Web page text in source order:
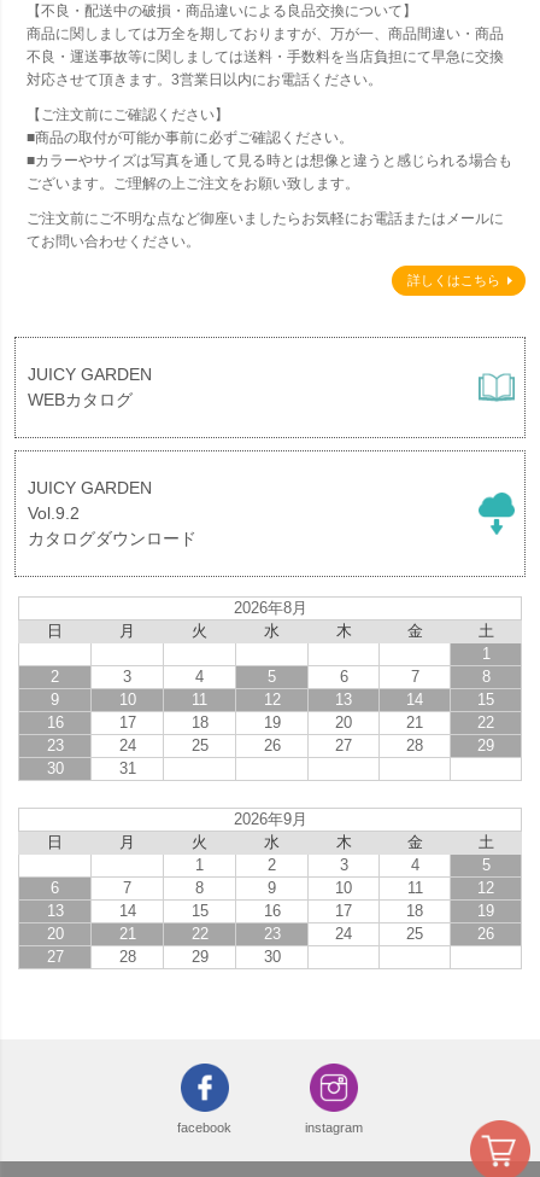
【不良・配送中の破損・商品違いによる良品交換について】
商品に関しましては万全を期しておりますが、万が一、商品間違い・商品
不良・運送事故等に関しましては送料・手数料を当店負担にて早急に交換
対応させて頂きます。3営業日以内にお電話ください。
【ご注文前にご確認ください】
■商品の取付が可能か事前に必ずご確認ください。
■カラーやサイズは写真を通して見る時とは想像と違うと感じられる場合も
ございます。ご理解の上ご注文をお願い致します。
ご注文前にご不明な点など御座いましたらお気軽にお電話またはメールに
てお問い合わせください。
詳しくはこちら
JUICY GARDEN
WEBカタログ
JUICY GARDEN
Vol.9.2
カタログダウンロード
2026年8月
日
月 火 水 木 金
土
1
2
3 4 5 6 7
8
9
10 11 12 13 14
15
16
17 18 19 20 21
22
23
24 25 26 27 28
29
30
31
2026年9月
日
月 火 水 木 金
土
1
2 3 4
5
6
7 8 9 10 11
12
13
14 15 16 17 18
19
20
21 22 23 24 25
26
27
28 29 30
facebook instagram